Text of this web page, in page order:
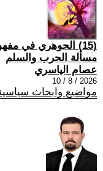
(15) الجوهري في
مسألة الحرب والسلم
عصام الياسري
2026 / 8 / 10
مواضيع وابحاث